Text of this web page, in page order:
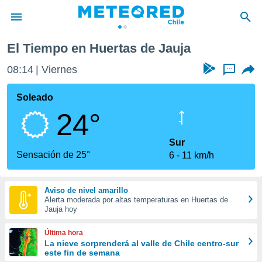
de
por
que se
calidad.
a este
las
y
forma
digital
basada
El Tiempo en Huertas de Jauja
08:14 Viernes ...
Soleado
24°
Sensación de 25°
Sur
6
11 km/h
Aviso de nivel amarillo
Alerta moderada por altas temperaturas en Huertas de
Jauja hoy
Última hora
La nieve sorprenderá al valle de Chile centro-sur
este fin de semana